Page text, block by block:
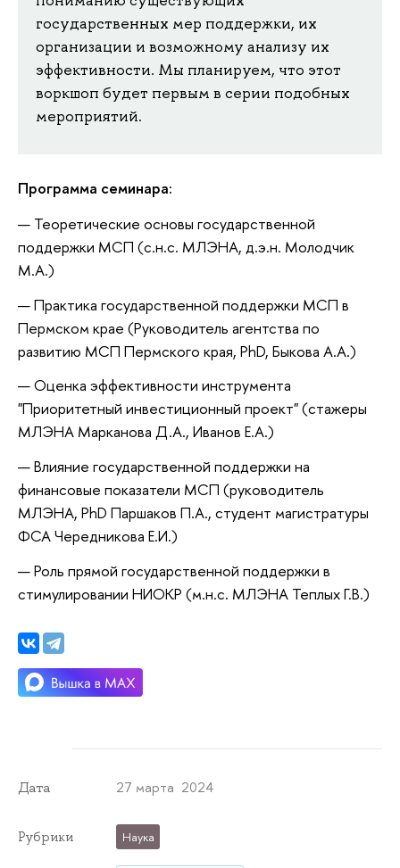
государственных мер поддержки, их
организации и возможному анализу их
эффективности. Мы планируем, что этот
воркшоп будет первым в серии подобных
мероприятий.
Программа семинара:
Теоретические основы государственной
поддержки МСП (с.н.с. МЛЭНА, д.э.н. Молодчик
М.А.)
Практика государственной поддержки МСП в
Пермском крае (Руководитель агентства по
развитию МСП Пермского края, PhD, Быкова А.А.)
Оценка эффективности инструмента
"Приоритетный инвестиционный проект" (стажеры
МЛЭНА Марканова Д.А., Иванов Е.А.)
Влияние государственной поддержки на
финансовые показатели МСП (руководитель
МЛЭНА, PhD Паршаков П.А., студент магистратуры
ФСА Чередникова Е.И.)
Роль прямой государственной поддержки в
стимулировании НИОКР (м.н.с. МЛЭНА Теплых Г.В.)
Дата 27 марта 2024
Рубрики Наука